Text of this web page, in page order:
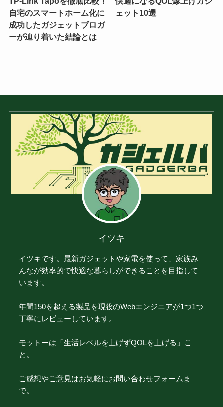
自宅のスマートホーム化に
成功したガジェットブロガ
ーが辿り着いた結論とは
ェット10選
イツキ
イツキです。最新ガジェットや家電を使って、家族み
んなが効率的で快適な暮らしができることを目指して
います。
年間150を超える製品を現役のWebエンジニアが1つ1つ
丁寧にレビューしています。
モットーは「生活レベルを上げずQOLを上げる」こ
と。
ご感想やご意見はお気軽にお問い合わせフォームま
で。